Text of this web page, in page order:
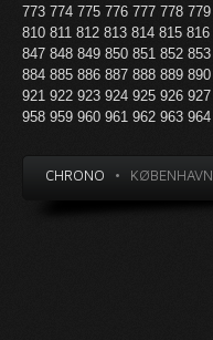
773 774 775 776 777 778 779
810 811 812 813 814 815 816
847 848 849 850 851 852 853
884 885 886 887 888 889 890
921 922 923 924 925 926 927
958 959 960 961 962 963 964
CHRONO • KØBENHAVN